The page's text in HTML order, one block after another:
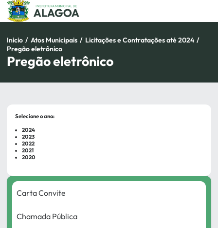
Pular
para
conteúdo
Inicio / Atos Municipais / Licitações e Contratações até 2024 /
Pregão eletrônico
Pregão eletrônico
Carta Convite
Chamada Pública
Selecione o ano:
2024
2023
2022
2021
2020